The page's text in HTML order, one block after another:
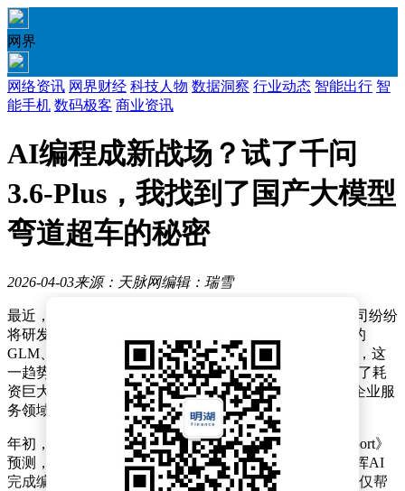
网界
网络资讯 网界财经 科技人物 数据洞察 行业动态 智能出行 智
能手机 数码极客 商业资讯
AI编程成新战场？试了千问
3.6-Plus，我找到了国产大模型
弯道超车的秘密
2026-04-03来源：天脉网编辑：瑞雪
最近，人工智能领域掀起了一股编程热潮，各大科技公司纷纷
将研发重点转向提升模型的编程能力。从Claude到国产的
GLM、MiniMax，再到OpenAI调整战略聚焦生产力工具，这
一趋势愈发明显。就连OpenAI也做出了重大调整，砍掉了耗
资巨大的Sora视频业务，将算力资源集中投入到编程和企业服
务领域。
年初，Anthropic发布的《2026 Agentic Coding Trends Report》
预测，今年开发者将逐步从亲自动手编写代码转变为指挥AI
完成编程任务。这种被称为Agentic Coding的新模式，不仅帮